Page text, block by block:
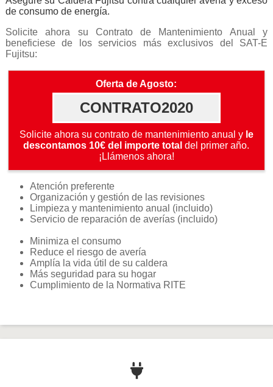
de consumo de energía.
Solicite ahora su Contrato de Mantenimiento Anual y
beneficiese de los servicios más exclusivos del SAT-E
Fujitsu:
Oferta de Agosto:
CONTRATO2020
Solicite ahora su contrato de mantenimiento anual y le
descontamos 10€ del importe total del primer año.
¡Llámenos ahora!
Atención preferente
Organización y gestión de las revisiones
Limpieza y mantenimiento anual (incluido)
Servicio de reparación de averías (incluido)
Minimiza el consumo
Reduce el riesgo de avería
Amplía la vida útil de su caldera
Más seguridad para su hogar
Cumplimiento de la Normativa RITE